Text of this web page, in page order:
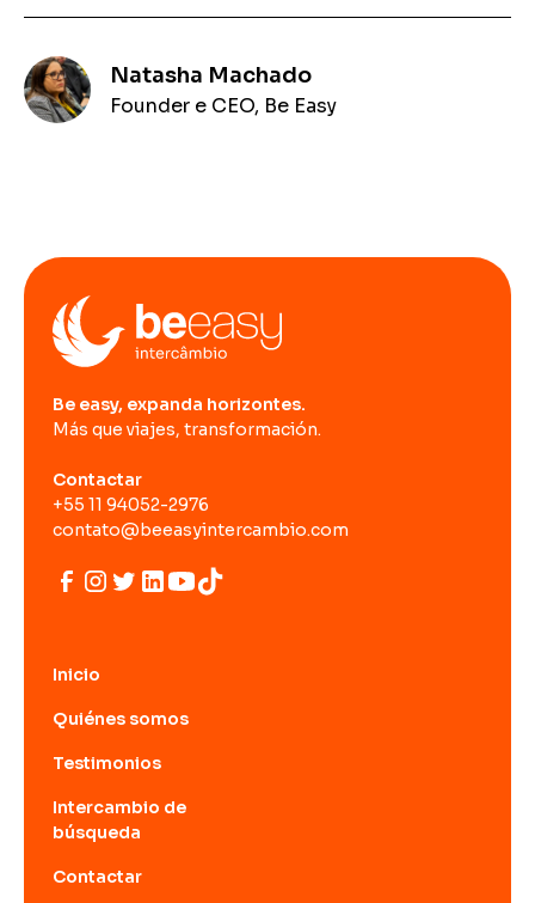
Natasha Machado
Founder e CEO, Be Easy
Be easy, expanda horizontes.
Más que viajes, transformación.
Contactar
+55 11 94052-2976
contato@beeasyintercambio.com
Inicio
Quiénes somos
Testimonios
Intercambio de
búsqueda
Contactar